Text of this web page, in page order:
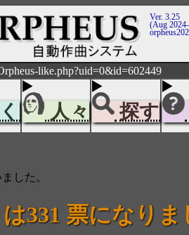
Ver. 3.25
(Aug
like.php?uid=0&id=602449
人々 探す
した。
は331 票になりま